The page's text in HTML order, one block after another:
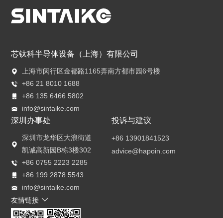
芯钛科半导体设备（上海）有限公司
上海市闵行区金都路1165弄南方都市园6号楼
+86 21 8010 1688
+86 135 6466 5802
info@sintaike.com
深圳办事处
深圳市龙华区大浪街道
凯诚高新园B栋3楼302
+86 0755 2223 2285
+86 199 2878 5543
info@sintaike.com
投诉与建议
+86 13901841523
advice@hapoin.com
友情链接